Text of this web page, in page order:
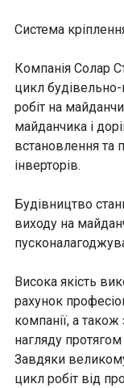
Система
Компанія Солар
цикл
робіт на
майданчика і
встановлення та
інверторів.
Будівництво
виходу на
Висока якість
рахунок
компанії, а також
нагляду
Завдяки
цикл робіт від